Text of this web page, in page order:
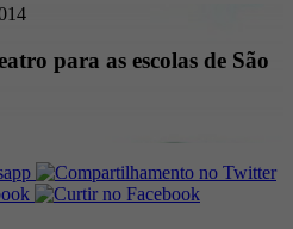
para as escolas de São